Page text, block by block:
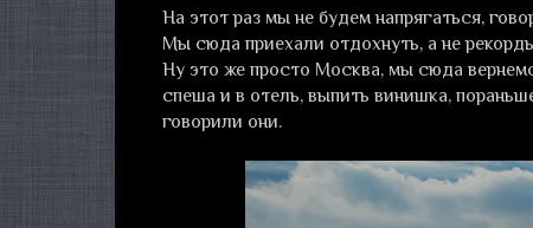
На этот раз мы не будем напрягаться,
Мы сюда приехали отдохнуть, а не
Ну это же просто Москва, мы сюда
спеша и в отель, выпить винишка,
говорили они.